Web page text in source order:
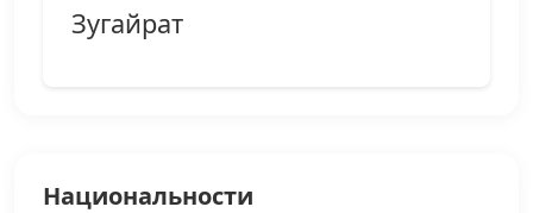
Зугайрат
Национальности